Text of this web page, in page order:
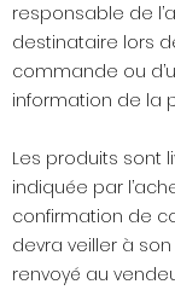
responsable de
destinataire lors
commande ou
information de la
Les produits sont
indiquée par
confirmation de
devra veiller à
renvoyé au